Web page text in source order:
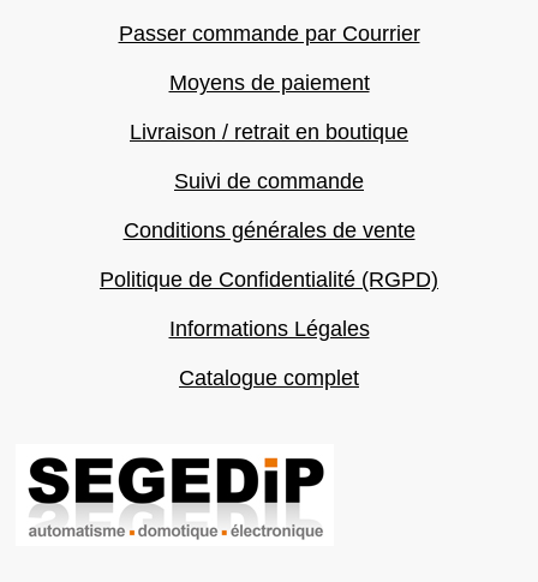
Passer commande par Courrier
Moyens de paiement
Livraison / retrait en boutique
Suivi de commande
Conditions générales de vente
Politique de Confidentialité (RGPD)
Informations Légales
Catalogue complet